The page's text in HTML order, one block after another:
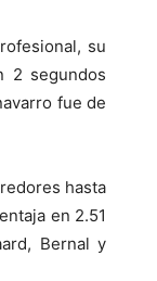
su
2 segundos
fue de
hasta
en 2.51
Bernal y